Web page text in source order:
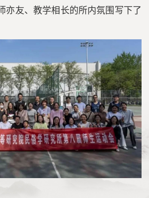
亦友、教学相长的所内氛围写下了